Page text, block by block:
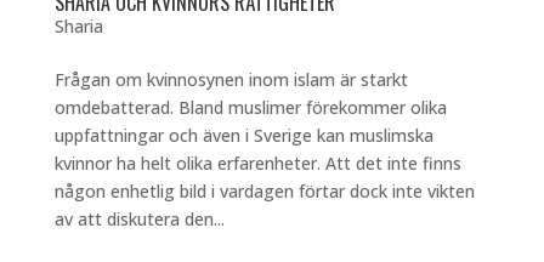
Sharia
Frågan om kvinnosynen inom islam är starkt
omdebatterad. Bland muslimer förekommer olika
uppfattningar och även i Sverige kan muslimska
kvinnor ha helt olika erfarenheter. Att det inte finns
någon enhetlig bild i vardagen förtar dock inte vikten
av att diskutera den...